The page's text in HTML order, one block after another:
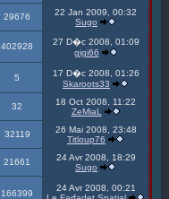
29676
22 Jan 2009, 00:32
Sugo
402928
27 D�c 2008, 01:09
gigi66
5
17 D�c 2008, 01:26
Skaroots33
32
18 Oct 2008, 11:22
ZeMiaL
32119
26 Mai 2008, 23:48
Titloup76
21661
24 Avr 2008, 18:29
Sugo
166399
24 Avr 2008, 00:21